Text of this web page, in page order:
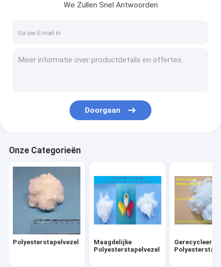
Gerecycleerde Polyesterstapelvezel
De Vervangstukken van het Sulzerweefgetouw
Vlam - vertragerspolyester
Verdovend middel Geverfte Polyester
Polyester Synthetische Vezel
De Delen van het Airjetweefgetouw
Open Beëindigen die Vervangstukken spinnen
We Zullen Snel Antwoorden
Doorgaan
Onze Categorieën
Polyesterstapelvezel
Maagdelijke
Polyesterstapelvezel
Gerecycleerde